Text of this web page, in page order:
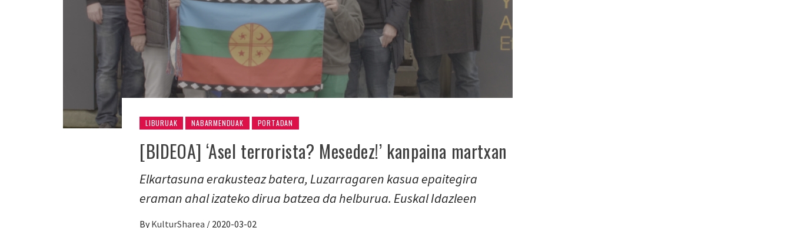
LIBURUAK NABARMENDUAK PORTADAN
[BIDEOA] ‘Asel terrorista? Mesedez!’ kanpaina martxan
Elkartasuna erakusteaz batera, Luzarragaren kasua epaitegira
eraman ahal izateko dirua batzea da helburua. Euskal Idazleen
By KulturSharea / 2020-03-02